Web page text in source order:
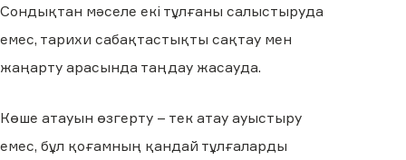
Сондықтан мәселе екі тұлғаны салыстыруда
емес, тарихи сабақтастықты сақтау мен
жаңарту арасында таңдау жасауда.
Көше атауын өзгерту – тек атау ауыстыру
емес, бұл қоғамның қандай тұлғаларды